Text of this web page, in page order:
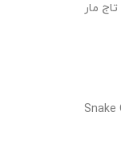
مار